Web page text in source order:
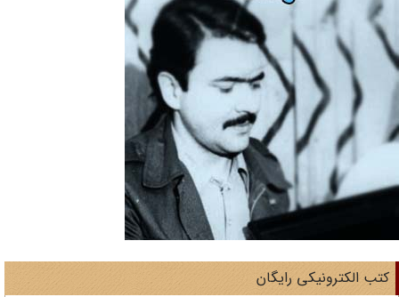
الکترونیکی رایگان